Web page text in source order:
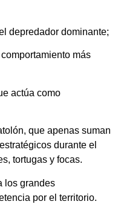
depredador dominante;
más
actúa como
que apenas suman
durante el
tortugas y focas.
los grandes
por el territorio.